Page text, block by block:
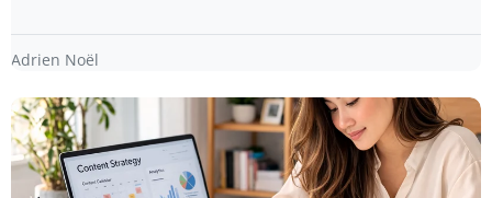
Adrien Noël